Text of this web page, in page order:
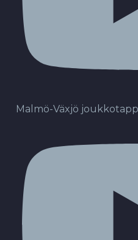
Malmö-Växjö